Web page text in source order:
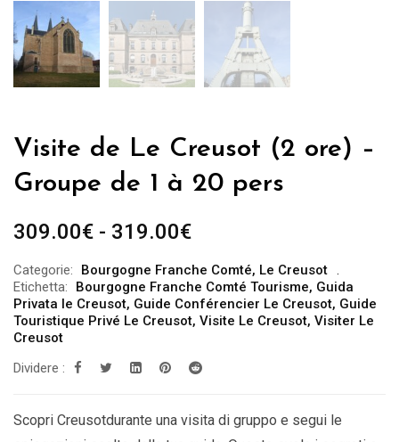
Visite de Le Creusot (2 ore) –
Groupe de 1 à 20 pers
309.00€ - 319.00€Fascia
prezzo:
da
309.00€
a
319.00€
Categorie: Bourgogne Franche Comté, Le Creusot
Etichetta:
Bourgogne Franche Comté Tourisme, Guida
Privata le Creusot, Guide Conférencier Le Creusot, Guide
Touristique Privé Le Creusot, Visite Le Creusot, Visiter Le
Creusot
Dividere :
Scopri Creusotdurante una visita di gruppo e segui le